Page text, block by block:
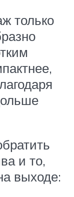
только
и то,
выходе: